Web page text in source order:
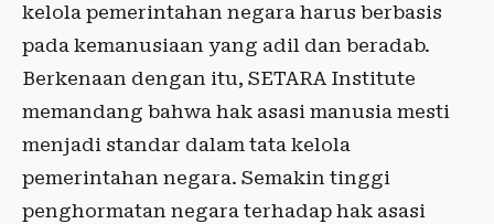
kelola pemerintahan negara harus berbasis
pada kemanusiaan yang adil dan beradab.
Berkenaan dengan itu, SETARA Institute
memandang bahwa hak asasi manusia mesti
menjadi standar dalam tata kelola
pemerintahan negara. Semakin tinggi
penghormatan negara terhadap hak asasi